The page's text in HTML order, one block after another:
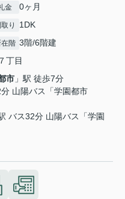
金 0ヶ月
り 1DK
在階 3階/6階建
丁目
市 」駅 徒歩7分
分 山陽バス「学園都市
バス32分 山陽バス「学園